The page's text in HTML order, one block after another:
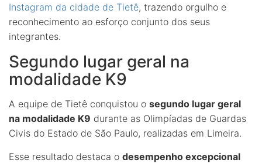
Instagram da cidade de Tietê, trazendo orgulho e
reconhecimento ao esforço conjunto dos seus
integrantes.
Segundo lugar geral na
modalidade K9
A equipe de Tietê conquistou o segundo lugar geral
na modalidade K9 durante as Olimpíadas de Guardas
Civis do Estado de São Paulo, realizadas em Limeira.
Esse resultado destaca o desempenho excepcional